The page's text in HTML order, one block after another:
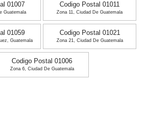
01007
Guatemala
Codigo Postal 01011
Zona 11, Ciudad De Guatemala
01059
Guatemala
Codigo Postal 01021
Zona 21, Ciudad De Guatemala
Codigo Postal 01006
Zona 6, Ciudad De Guatemala